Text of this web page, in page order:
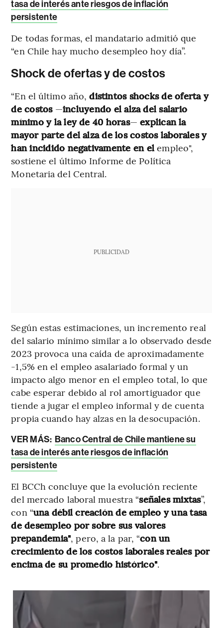
tasa de interés ante riesgos de inflación
persistente
De todas formas, el mandatario admitió que
“en Chile hay mucho desempleo hoy día”.
Shock de ofertas y de costos
“En el último año,distintos shocks de oferta y
de costos —incluyendo el alza del salario
mínimo y la ley de 40 horas—explican la
mayor parte del alza de los costos laborales y
han incidido negativamente en elempleo",
sostiene el último Informe de Política
Monetaria del Central.
PUBLICIDAD
Según estas estimaciones, un incremento real
del salario mínimo similar a lo observado desde
2023 provoca una caída de aproximadamente
-1,5% en el empleo asalariado formal y un
impacto algo menor en el empleo total, lo que
cabe esperar debido al rol amortiguador que
tiende a jugar el empleo informal y de cuenta
propia cuando hay alzas en la desocupación.
VER MÁS: Banco Central de Chile mantiene su
tasa de interés ante riesgos de inflación
persistente
El BCCh concluye que la evolución reciente
del mercado laboral muestra “señales mixtas”,
con “una débil creación de empleo y una tasa
de desempleo por sobre sus valores
prepandemia", pero, a la par, “con un
crecimiento de los costos laborales reales por
encima de su promedio histórico".